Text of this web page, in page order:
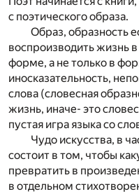
с поэтического образа.
Образ, образность
воспроизводить жизнь
форме, а не только в
иносказательность,
слова (словесная
жизнь, иначе- это
пустая игра языка со
Чудо искусства, в
состоит в том, чтобы
превратить в
в отдельном